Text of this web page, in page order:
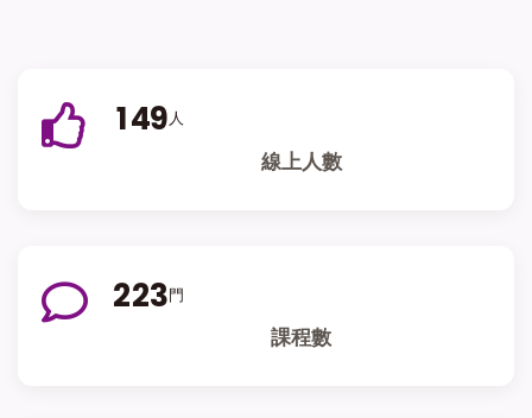
149 人
線上人數
223門
課程數